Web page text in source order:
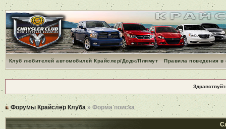
Клуб любителей автомобилей Крайслер/Додж/Плимут Правила поведения
Форумы Крайслер Клуба » Форма поиска